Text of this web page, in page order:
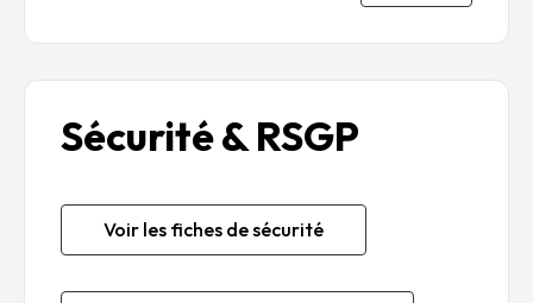
Sécurité & RSGP
Voir les fiches de sécurité